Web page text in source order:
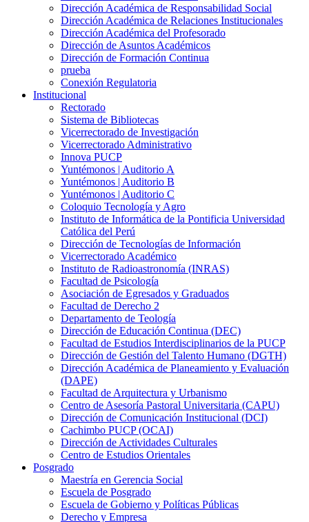
Dirección Académica de Responsabilidad Social
Dirección Académica de Relaciones Institucionales
Dirección Académica del Profesorado
Dirección de Asuntos Académicos
Dirección de Formación Continua
prueba
Conexión Regulatoria
Institucional
Rectorado
Sistema de Bibliotecas
Vicerrectorado de Investigación
Vicerrectorado Administrativo
Innova PUCP
Yuntémonos | Auditorio A
Yuntémonos | Auditorio B
Yuntémonos | Auditorio C
Coloquio Tecnología y Agro
Instituto de Informática de la Pontificia Universidad
Católica del Perú
Dirección de Tecnologías de Información
Vicerrectorado Académico
Instituto de Radioastronomía (INRAS)
Facultad de Psicología
Asociación de Egresados y Graduados
Facultad de Derecho 2
Departamento de Teología
Dirección de Educación Continua (DEC)
Facultad de Estudios Interdisciplinarios de la PUCP
Dirección de Gestión del Talento Humano (DGTH)
Dirección Académica de Planeamiento y Evaluación
(DAPE)
Facultad de Arquitectura y Urbanismo
Centro de Asesoría Pastoral Universitaria (CAPU)
Dirección de Comunicación Institucional (DCI)
Cachimbo PUCP (OCAI)
Dirección de Actividades Culturales
Centro de Estudios Orientales
Posgrado
Maestría en Gerencia Social
Escuela de Posgrado
Escuela de Gobierno y Políticas Públicas
Derecho y Empresa